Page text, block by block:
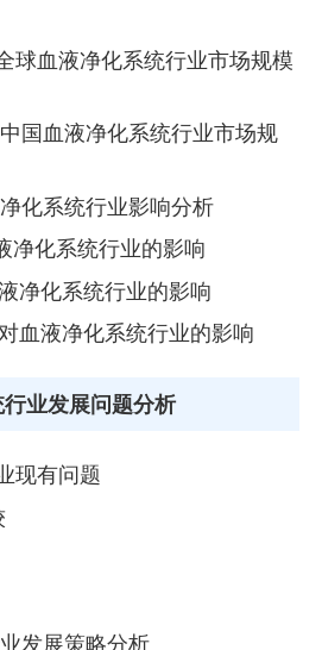
球血液净化系统行业市场规模
国血液净化系统行业市场规
化系统行业影响分析
净化系统行业的影响
净化系统行业的影响
血液净化系统行业的影响
业发展问题分析
现有问题
发展策略分析